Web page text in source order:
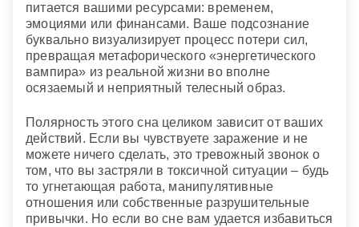
питается вашими ресурсами: временем,
эмоциями или финансами. Ваше подсознание
буквально визуализирует процесс потери сил,
превращая метафорического «энергетического
вампира» из реальной жизни во вполне
осязаемый и неприятный телесный образ.
Полярность этого сна целиком зависит от ваших
действий. Если вы чувствуете заражение и не
можете ничего сделать, это тревожный звонок о
том, что вы застряли в токсичной ситуации – будь
то угнетающая работа, манипулятивные
отношения или собственные разрушительные
привычки. Но если во сне вам удается избавиться